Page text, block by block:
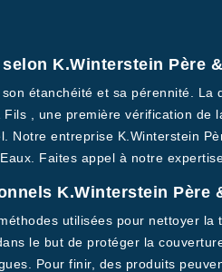
K.Winterstein Père
étanchéité et sa pérennité.
, une première vérification
entreprise K.Winterstein
Faites appel à notre
K.Winterstein Père
utilisées pour nettoyer
le but de protéger la
Pour finir, des produits